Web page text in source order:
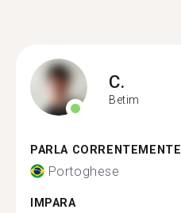
C.
Betim
PARLA CORRENTEMENTE
Portoghese
IMPARA